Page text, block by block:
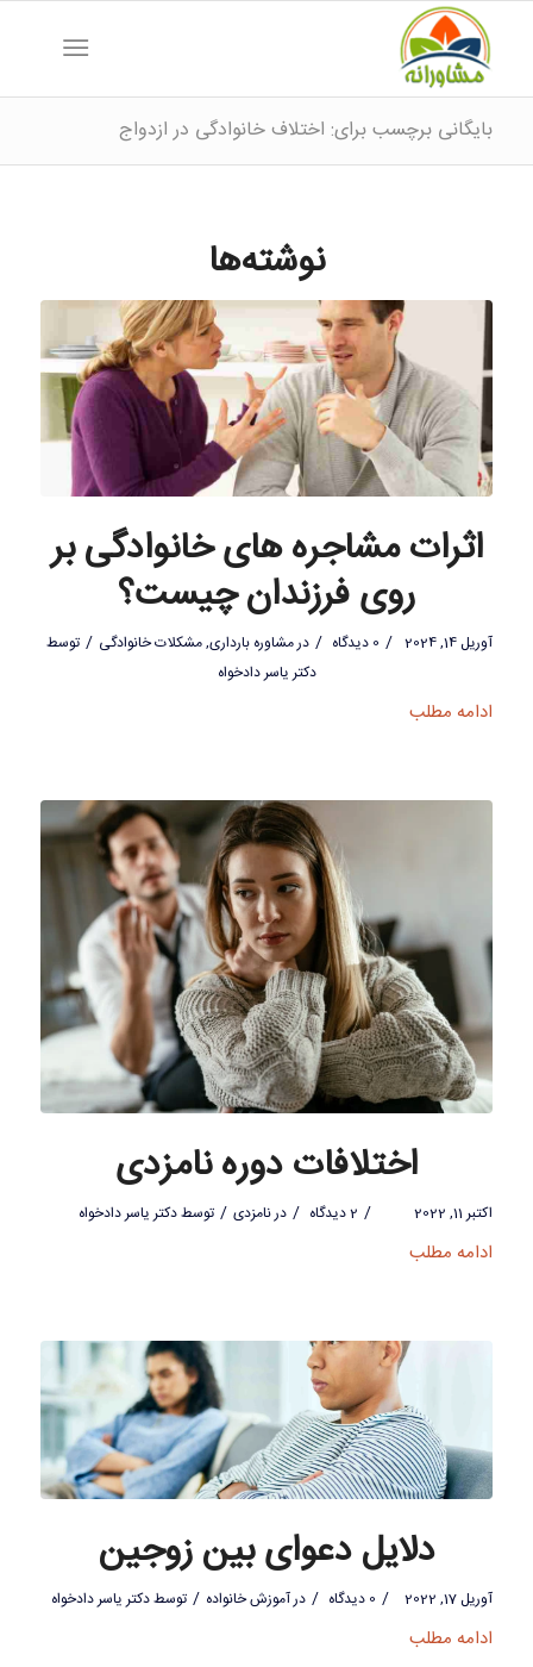
بایگانی برچسب برای: اختلاف خانوادگی در ازدواج
نوشته‌ها
اثرات مشاجره های خانوادگی بر
روی فرزندان چیست؟
آوریل 14, 2024 / 0 دیدگاه / درمشاوره بارداری,مشکلات خانوادگی / توسط
دکتر یاسر دادخواه
ادامه مطلب
اختلافات دوره نامزدی
اکتبر 11, 2022 / 2 دیدگاه / درنامزدی / توسطدکتر یاسر دادخواه
ادامه مطلب
دلایل دعوای بین زوجین
آوریل 17, 2022 / 0 دیدگاه / درآموزش خانواده / توسطدکتر یاسر دادخواه
ادامه مطلب